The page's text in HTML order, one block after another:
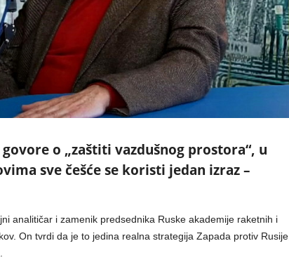
o „zaštiti vazdušnog prostora“, u
sve češće se koristi jedan izraz –
analitičar i zamenik predsednika Ruske akademije raketnih i
On tvrdi da je to jedina realna strategija Zapada protiv Rusije,